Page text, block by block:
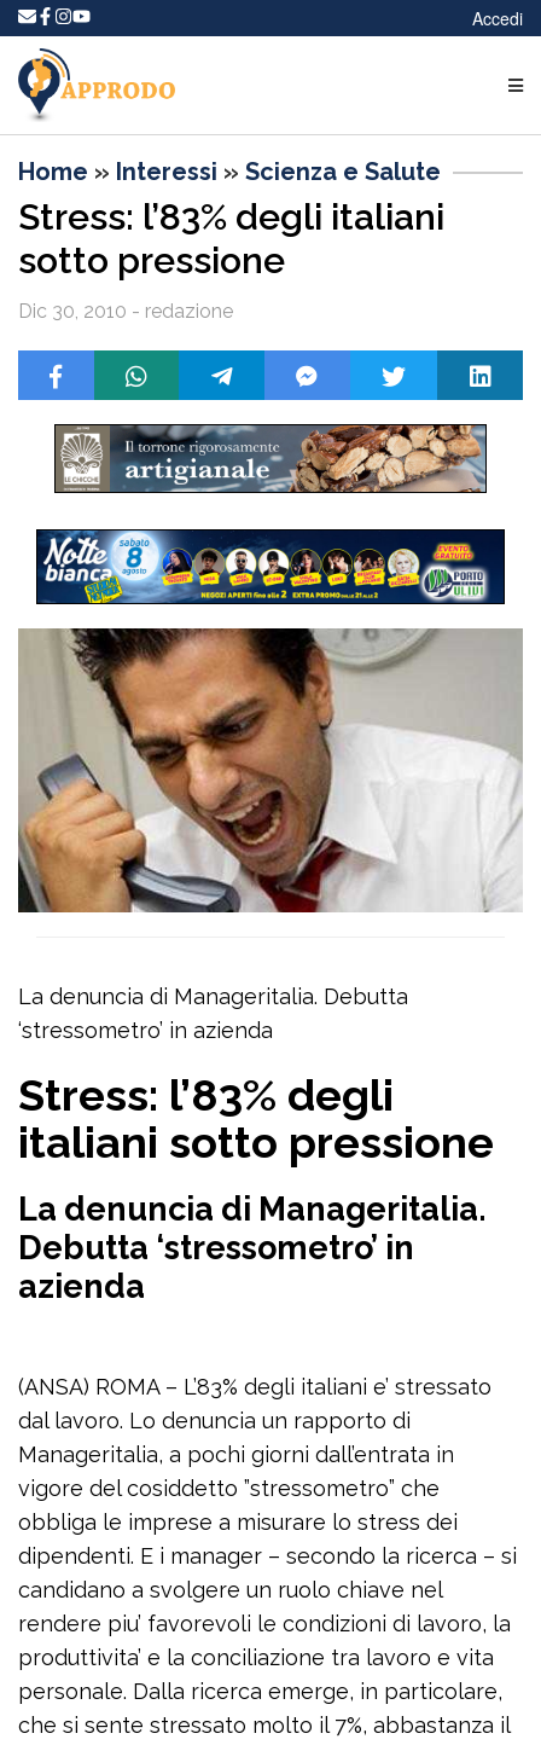
Accedi
Home » Interessi » Scienza e Salute
Stress: l’83% degli italiani
sotto pressione
Dic 30, 2010 - redazione
La denuncia di Manageritalia. Debutta
‘stressometro’ in azienda
Stress: l’83% degli
italiani sotto pressione
La denuncia di Manageritalia.
Debutta ‘stressometro’ in
azienda
(ANSA) ROMA – L’83% degli italiani e’ stressato
dal lavoro. Lo denuncia un rapporto di
Manageritalia, a pochi giorni dall’entrata in
vigore del cosiddetto ”stressometro” che
obbliga le imprese a misurare lo stress dei
dipendenti. E i manager – secondo la ricerca – si
candidano a svolgere un ruolo chiave nel
rendere piu’ favorevoli le condizioni di lavoro, la
produttivita’ e la conciliazione tra lavoro e vita
personale. Dalla ricerca emerge, in particolare,
che si sente stressato molto il 7%, abbastanza il